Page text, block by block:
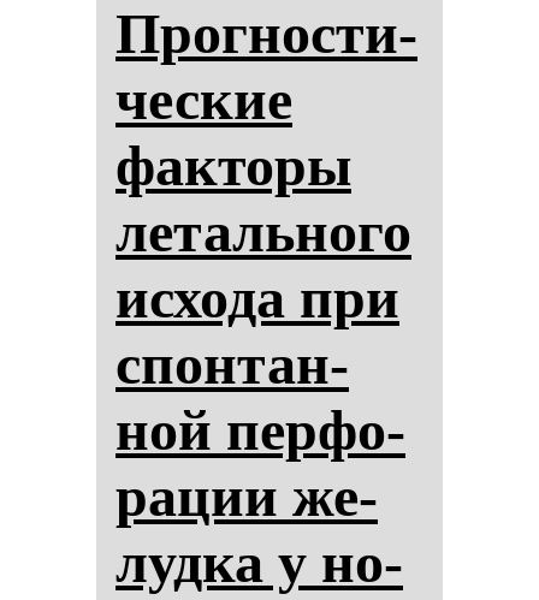
Прог­нос­ти­
чес­кие
фак­то­ры
ле­таль­но­го
ис­хо­да при
спон­тан­
ной пер­фо­
ра­ции же­
луд­ка у но­